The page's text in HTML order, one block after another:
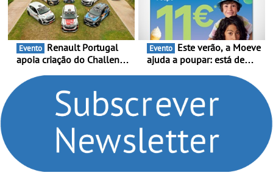
de Portugal
6 de Setembro
Evento
apoia criação do Challenge
compromisso com o
automobilismo nacional
continua em 2026
Evento
ajuda a poupar: está de
Volta” com descontos de